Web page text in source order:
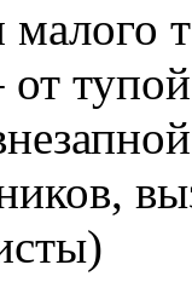
малого
от